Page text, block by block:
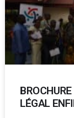
LÉGAL